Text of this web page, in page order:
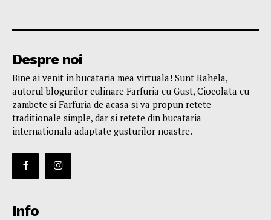
Despre noi
Bine ai venit in bucataria mea virtuala! Sunt Rahela,
autorul blogurilor culinare Farfuria cu Gust, Ciocolata cu
zambete si Farfuria de acasa si va propun retete
traditionale simple, dar si retete din bucataria
internationala adaptate gusturilor noastre.
Info